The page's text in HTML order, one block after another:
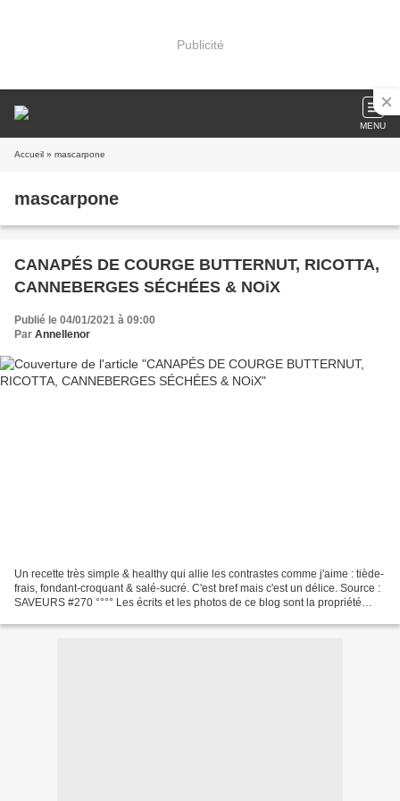
Publicité
MENU
Accueil » mascarpone
mascarpone
CANAPÉS DE COURGE BUTTERNUT, RICOTTA,
CANNEBERGES SÉCHÉES & NOiX
Publié le 04/01/2021 à 09:00
Par Annellenor
Un recette très simple & healthy qui allie les contrastes comme j'aime : tiède-
frais, fondant-croquant & salé-sucré. C'est bref mais c'est un délice. Source :
SAVEURS #270 °°°° Les écrits et les photos de ce blog sont la propriété